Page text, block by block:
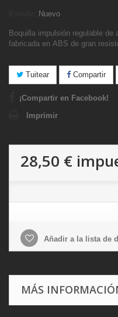
Nuevo
Boquilla impulsión regulable
fabricada en ABS de gran
Tuitear Compartir
¡Compartir en Facebook!
Imprimir
28,50 €
Añadir a la lista de
MÁS